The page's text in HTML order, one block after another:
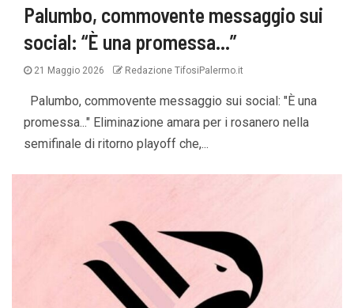
Palumbo, commovente messaggio sui
social: “È una promessa…”
21 Maggio 2026 Redazione TifosiPalermo.it
Palumbo, commovente messaggio sui social: "È una
promessa..." Eliminazione amara per i rosanero nella
semifinale di ritorno playoff che,...